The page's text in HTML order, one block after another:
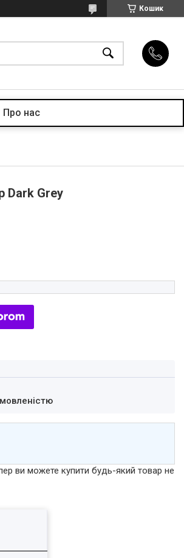
Кошик
Про нас
Dark Grey
ви можете купити будь-який товар не